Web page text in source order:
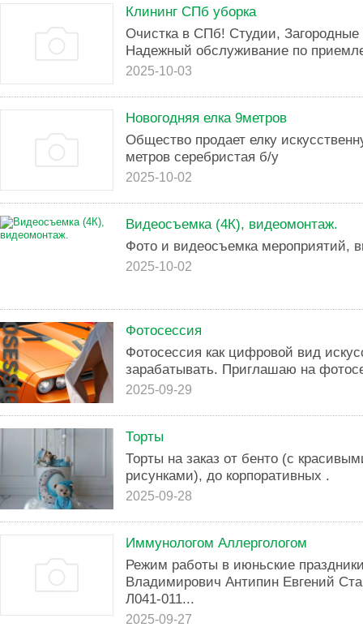
Клининг СПб уборка
Очистка в СПб! Студии,
Надежный обслуживание по
2025-10-03
Новогодняя елка 9метров
Общество продает елку
метров серебристая б/у
2025-10-02
Видеосъемка (4К), видеомонтаж.
Фото и видеосъемка мероприятий,
2025-10-02
Фотосессия
Фотосессия как цифровой вид
зарабатывать. Приглашаю на
2025-09-29
Торты
Торты на заказ от бенто (с
рисунками), до корпоративных .
2025-09-28
Иммунологом Аллергологом
Режим работы в июньские
Владимирович Антипин Евгений
Л041-011...
2025-09-27